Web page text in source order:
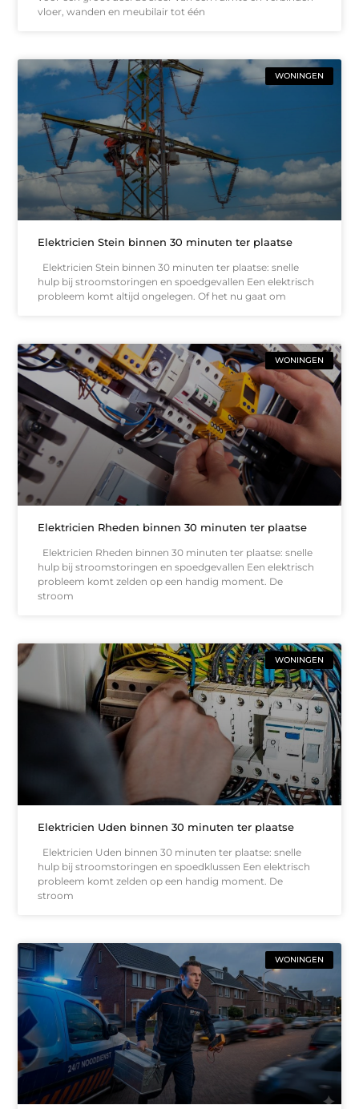
vloer, wanden en meubilair tot één
WONINGEN
Elektricien Stein binnen 30 minuten ter plaatse
Elektricien Stein binnen 30 minuten ter plaatse: snelle
hulp bij stroomstoringen en spoedgevallen Een elektrisch
probleem komt altijd ongelegen. Of het nu gaat om
WONINGEN
Elektricien Rheden binnen 30 minuten ter plaatse
Elektricien Rheden binnen 30 minuten ter plaatse: snelle
hulp bij stroomstoringen en spoedgevallen Een elektrisch
probleem komt zelden op een handig moment. De
stroom
WONINGEN
Elektricien Uden binnen 30 minuten ter plaatse
Elektricien Uden binnen 30 minuten ter plaatse: snelle
hulp bij stroomstoringen en spoedklussen Een elektrisch
probleem komt zelden op een handig moment. De
stroom
WONINGEN